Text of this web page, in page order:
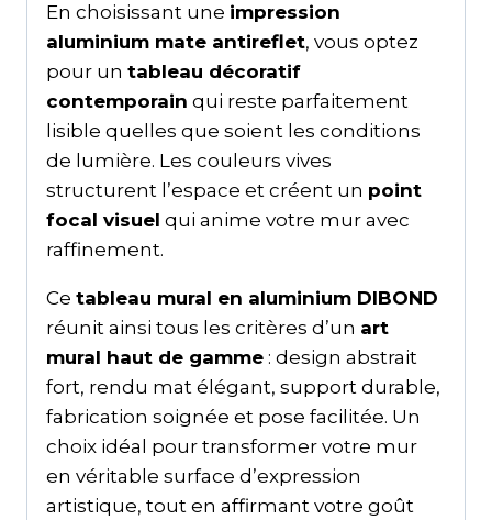
En choisissant une impression
aluminium mate antireflet, vous optez
pour un tableau décoratif
contemporain qui reste parfaitement
lisible quelles que soient les conditions
de lumière. Les couleurs vives
structurent l’espace et créent un point
focal visuel qui anime votre mur avec
raffinement.
Ce tableau mural en aluminium DIBOND
réunit ainsi tous les critères d’un art
mural haut de gamme : design abstrait
fort, rendu mat élégant, support durable,
fabrication soignée et pose facilitée. Un
choix idéal pour transformer votre mur
en véritable surface d’expression
artistique, tout en affirmant votre goût